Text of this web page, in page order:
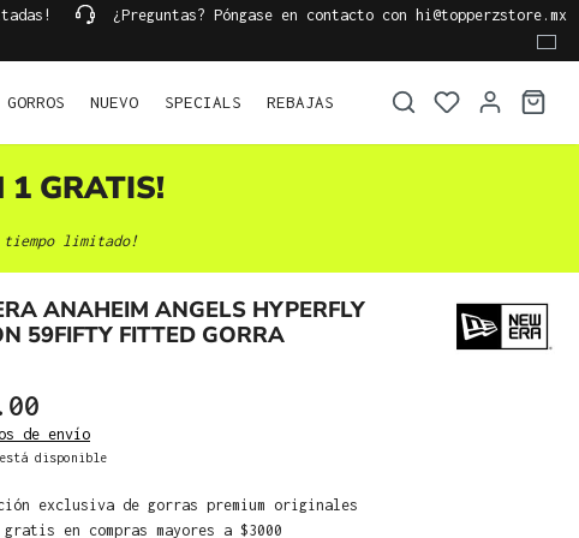
¿Preguntas? Póngase en contacto con hi@topperzstore.mx
GORROS NUEVO SPECIALS REBAJAS
1 GRATIS!
tiempo limitado!
ANAHEIM ANGELS HYPERFLY
59FIFTY FITTED GORRA
de envío
disponible
exclusiva de gorras premium originales
en compras mayores a $3000